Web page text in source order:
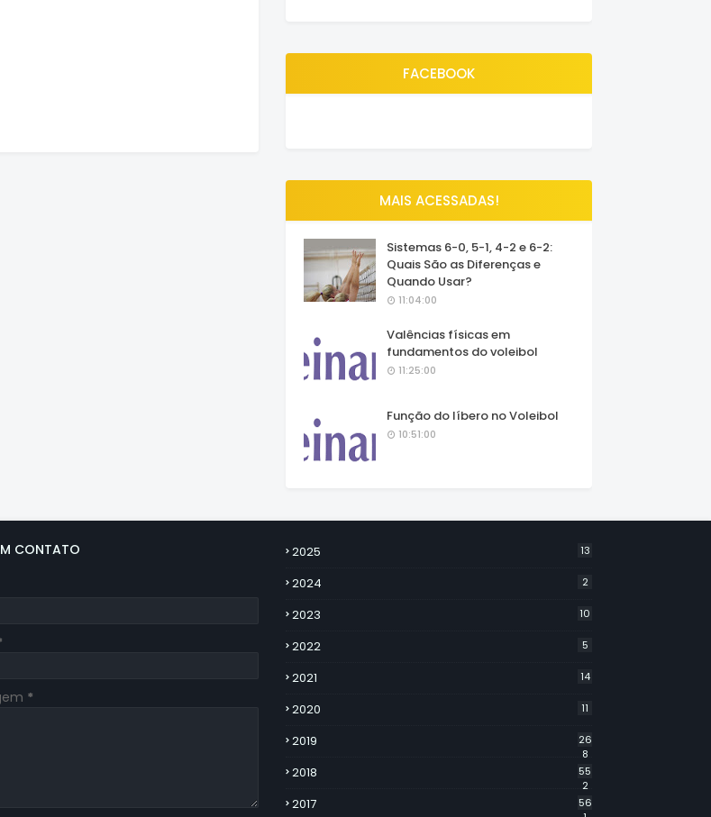
FACEBOOK
MAIS ACESSADAS!
Sistemas 6-0, 5-1, 4-2 e 6-2:
Quais São as Diferenças e
Quando Usar?
11:04:00
Valências físicas em
fundamentos do voleibol
11:25:00
Função do líbero no Voleibol
10:51:00
CONTATO
*
2025 13
2024 2
2023 10
2022 5
2021 14
2020 11
2019
26
8
2018
55
2
2017
56